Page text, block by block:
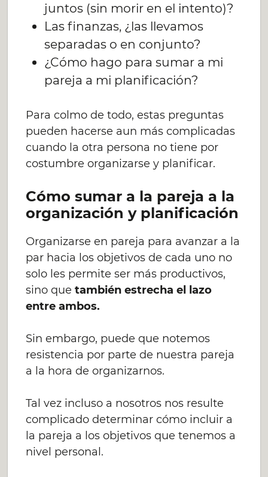
juntos (sin morir en el intento)?
Las finanzas, ¿las llevamos
separadas o en conjunto?
¿Cómo hago para sumar a mi
pareja a mi planificación?
Para colmo de todo, estas preguntas
pueden hacerse aun más complicadas
cuando la otra persona no tiene por
costumbre organizarse y planificar.
Cómo sumar a la pareja a la
organización y planificación
Organizarse en pareja para avanzar a la
par hacia los objetivos de cada uno no
solo les permite ser más productivos,
sino quetambién estrecha el lazo
entre ambos.
Sin embargo, puede que notemos
resistencia por parte de nuestra pareja
a la hora de organizarnos.
Tal vez incluso a nosotros nos resulte
complicado determinar cómo incluir a
la pareja a los objetivos que tenemos a
nivel personal.